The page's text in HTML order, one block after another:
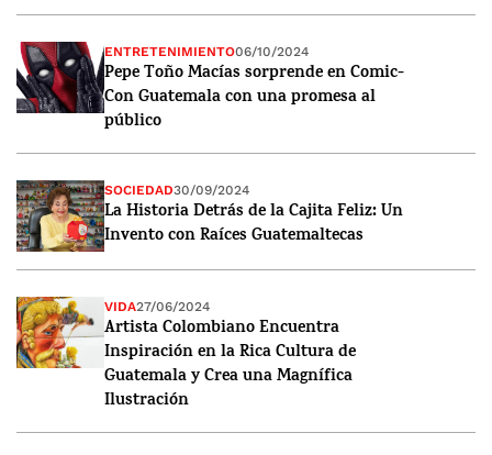
ENTRETENIMIENTO06/10/2024
Pepe Toño Macías sorprende en Comic-
Con Guatemala con una promesa al
público
SOCIEDAD30/09/2024
La Historia Detrás de la Cajita Feliz: Un
Invento con Raíces Guatemaltecas
VIDA27/06/2024
Artista Colombiano Encuentra
Inspiración en la Rica Cultura de
Guatemala y Crea una Magnífica
Ilustración